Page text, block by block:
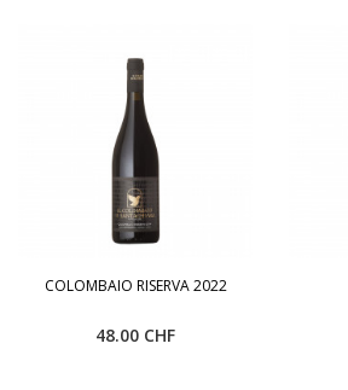
COLOMBAIO RISERVA 2022
48.00 CHF